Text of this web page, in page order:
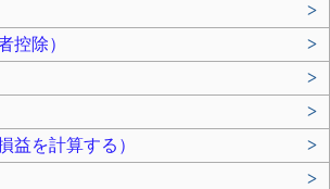
>
控除）
>
>
>
益を計算する）
>
>